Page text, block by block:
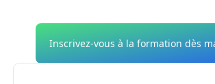
Inscrivez-vous à la formation dès